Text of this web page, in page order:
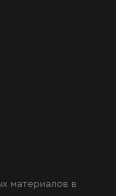
материалов в